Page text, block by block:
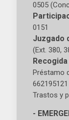
0505
0151
Juzgado
(Ext. 380,
Préstamo
662195121
Trastos y
-